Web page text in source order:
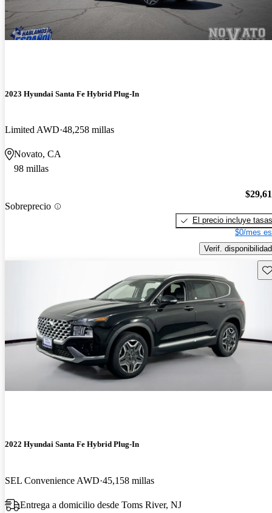
2023 Hyundai Santa Fe Hybrid Plug-In
Limited AWD 48,258 millas
Novato, CA
98 millas
Sobreprecio
El precio incluye tasas
$0/mes
Verif. disponibilidad
2022 Hyundai Santa Fe Hybrid Plug-In
SEL Convenience AWD 45,158 millas
Entrega a domicilio desde Toms River, NJ